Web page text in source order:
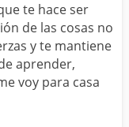
te hace ser
de las cosas no
y te mantiene
aprender,
voy para casa